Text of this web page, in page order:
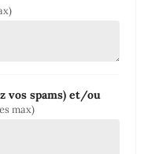
vos spams) et/ou
max)